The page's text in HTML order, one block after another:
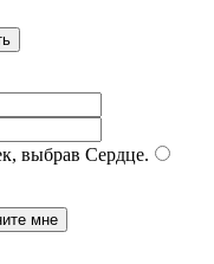
выбрав Сердце.